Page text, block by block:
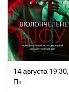
14 августа 19:30,
Пт